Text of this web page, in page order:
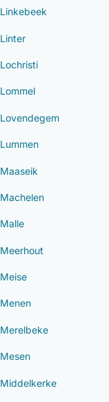
Linkebeek
Linter
Lochristi
Lommel
Lovendegem
Lummen
Maaseik
Machelen
Malle
Meerhout
Meise
Menen
Merelbeke
Mesen
Middelkerke